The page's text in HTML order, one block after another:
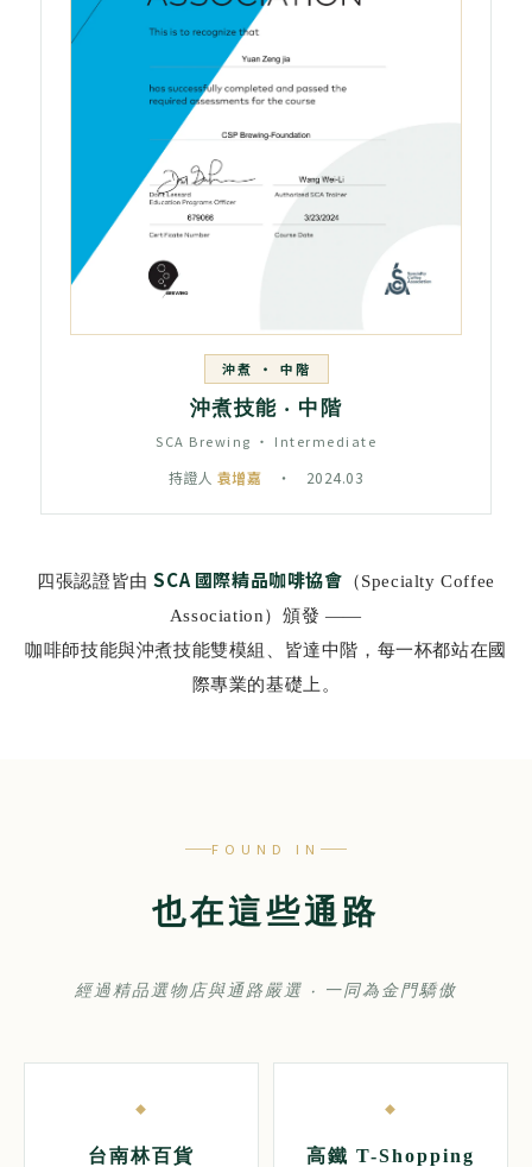
沖煮 ‧ 中階
沖煮技能 ‧ 中階
SCA Brewing ‧ Intermediate
持證人 袁增嘉 ‧ 2024.03
四張認證皆由SCA 國際精品咖啡協會 （Specialty Coffee
Association）頒發 ——
咖啡師技能與沖煮技能雙模組、皆達中階，每一杯都站在國
際專業的基礎上。
FOUND IN
也在這些通路
經過精品選物店與通路嚴選 ‧ 一同為金門驕傲
◆
台南林百貨
◆
高鐵 T-Shopping